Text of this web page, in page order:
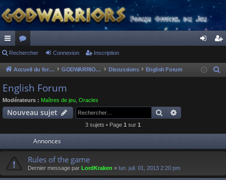
ac
co
ur
ci
or
u
m
s
ne cri
Rechercher Connexion Inscription
Accueil du forum GODWARRIORS - LE JEU Discussions English Forum
c
English Forum
Modérateurs : Maîtres de jeu Oracles
Nouveau sujet Rechercher
3 sujets • Page 1 sur 1
Annonces
Rules of the game
Dernier message par LordKraken « lun. juil. 01, 2013 2:20 pm